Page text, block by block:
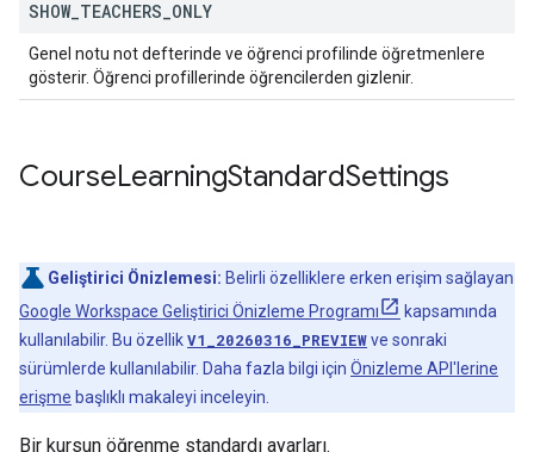
SHOW_ TEACHERS ONLY
Genel notu not defterinde ve öğrenci profilinde öğretmenlere
gösterir. Öğrenci profillerinde öğrencilerden gizlenir.
CourseLearningStandardSettings
Geliştirici Önizlemesi: Belirli özelliklere erken erişim sağlayan
Google Workspace Geliştirici Önizleme Programı
kapsamında
kullanılabilir. Bu özellikV1_20260316_PREVIEWve sonraki
sürümlerde kullanılabilir. Daha fazla bilgi için Önizleme API'lerine
erişme başlıklı makaleyi inceleyin.
Bir kursun öğrenme standardı ayarları.